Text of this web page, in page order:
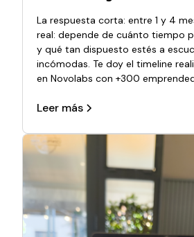
La respuesta corta: entre 1 y 4
real: depende de cuánto tiempo
y qué tan dispuesto estés a
incómodas. Te doy el timeline
en Novolabs con +300
Leer más